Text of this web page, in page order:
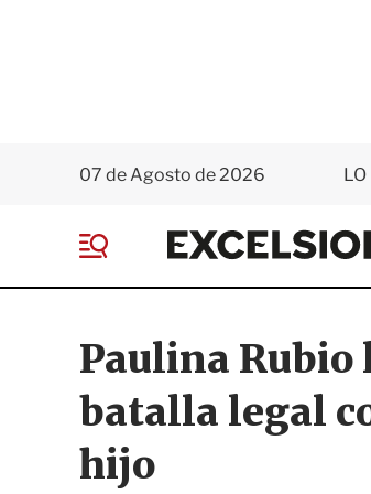
07 de Agosto de 2026 LO
e
Paulina Rubio
batalla legal
hijo